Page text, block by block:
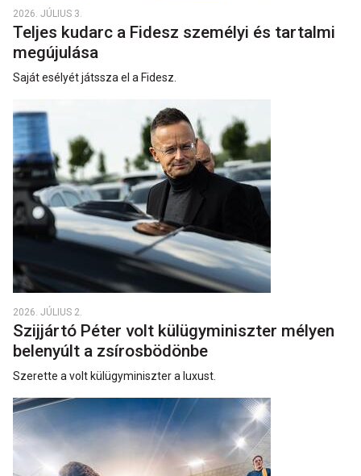
2026. JÚLIUS 3.
Teljes kudarc a Fidesz személyi és tartalmi
megújulása
Saját esélyét játssza el a Fidesz.
2026. JÚLIUS 2.
Szijjártó Péter volt külügyminiszter mélyen
belenyúlt a zsírosbödönbe
Szerette a volt külügyminiszter a luxust.